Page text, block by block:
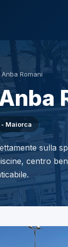
Romani
Maiorca
sulla
centro